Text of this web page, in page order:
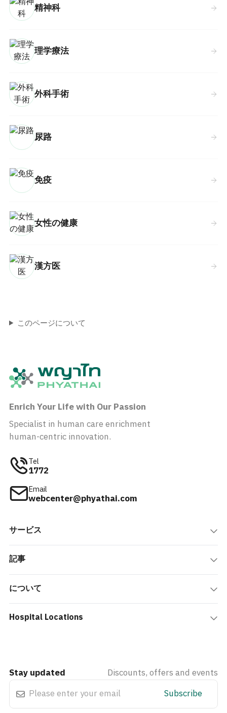
精神科
理学療法
外科手術
尿路
免疫
女性の健康
漢方医
このページについて
Enrich Your Life with Our Passion
Specialist in human care enrichment
human-centric innovation.
Tel
1772
Email
webcenter@phyathai.com
サービス
記事
について
Hospital Locations
Stay updated
Discounts, offers and events
Subscribe